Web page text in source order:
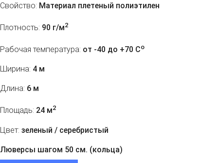
Свойство: Материал плетеный полиэтилен
Плотность: 90 г/м2
Рабочая температура: от -40 до +70 Co
Ширина: 4 м
Длина: 6 м
Площадь: 24 м2
Цвет: зеленый / серебристый
Люверсы шагом 50 см. (кольца)